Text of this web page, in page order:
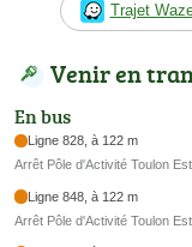
Trajet
Venir en
En bus
Ligne 828, à 122 m
Arrêt Pôle d'Activité Toulon
Ligne 848, à 122 m
Arrêt Pôle d'Activité Toulon